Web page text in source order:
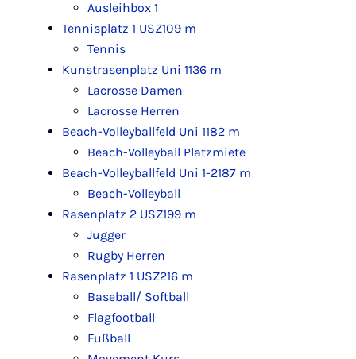
Ausleihbox 1
Tennisplatz 1 USZ109 m
Tennis
Kunstrasenplatz Uni 1136 m
Lacrosse Damen
Lacrosse Herren
Beach-Volleyballfeld Uni 1182 m
Beach-Volleyball Platzmiete
Beach-Volleyballfeld Uni 1-2187 m
Beach-Volleyball
Rasenplatz 2 USZ199 m
Jugger
Rugby Herren
Rasenplatz 1 USZ216 m
Baseball/ Softball
Flagfootball
Fußball